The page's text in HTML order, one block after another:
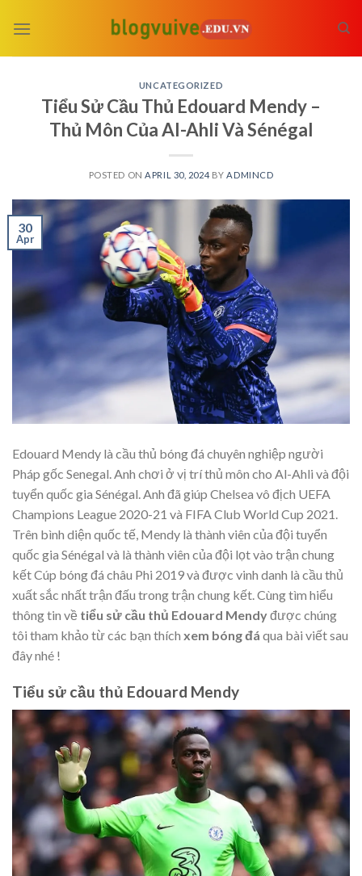
UNCATEGORIZED
Tiểu Sử Cầu Thủ Edouard Mendy –
Thủ Môn Của Al-Ahli Và Sénégal
POSTED ON APRIL 30, 2024 BY ADMINCD
30
Apr
Edouard Mendy là cầu thủ bóng đá chuyên nghiệp người
Pháp gốc Senegal. Anh chơi ở vị trí thủ môn cho Al-Ahli và đội
tuyển quốc gia Sénégal. Anh đã giúp Chelsea vô địch UEFA
Champions League 2020-21 và FIFA Club World Cup 2021.
Trên bình diện quốc tế, Mendy là thành viên của đội tuyển
quốc gia Sénégal và là thành viên của đội lọt vào trận chung
kết Cúp bóng đá châu Phi 2019 và được vinh danh là cầu thủ
xuất sắc nhất trận đấu trong trận chung kết. Cùng tìm hiểu
thông tin về tiểu sử cầu thủ Edouard Mendyđược chúng
tôi tham khảo từ các bạn thích xem bóng đá qua bài viết sau
đây nhé !
Tiểu sử cầu thủ Edouard Mendy